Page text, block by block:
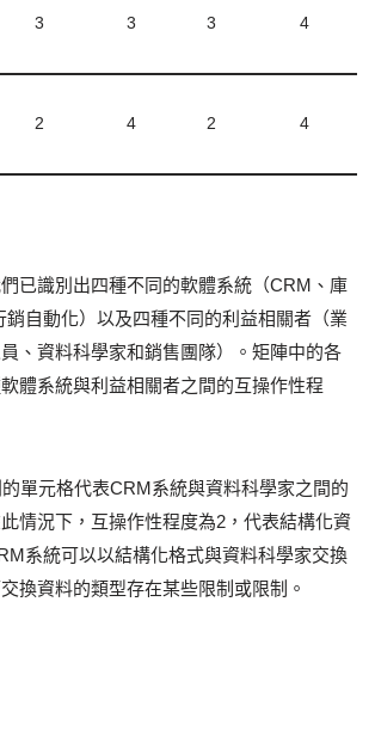
3 3 3 4
2 4 2 4
已識別出四種不同的軟體系統（CRM、庫
銷自動化）以及四種不同的利益相關者（業
、資料科學家和銷售團隊）。矩陣中的各
體系統與利益相關者之間的互操作性程
單元格代表CRM系統與資料科學家之間的
情況下，互操作性程度為2，代表結構化資
系統可以以結構化格式與資料科學家交換
換資料的類型存在某些限制或限制。